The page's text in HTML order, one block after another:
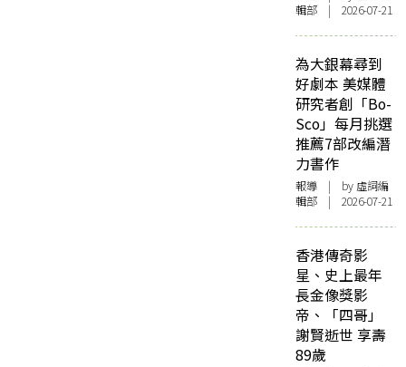
輯部 | 2026-07-21
為大銀幕尋到
好劇本 美媒體
研究者創「Bo-
Sco」每月挑選
推薦7部改編潛
力書作
報導 | by 虛詞編
輯部 | 2026-07-21
香港傳奇影
星、史上最年
長金像獎影
帝、「四哥」
謝賢逝世 享壽
89歲